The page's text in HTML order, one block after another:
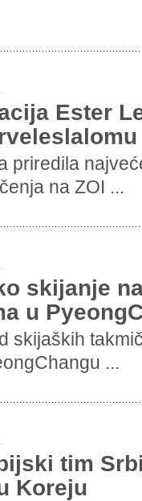
Ester
priredila
na ZOI ...
skijanje
u
skijaških
...
tim
Koreju